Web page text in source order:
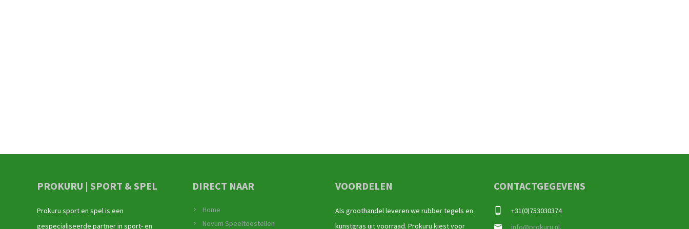
PROKURU | SPORT & SPEL
Prokuru sport en spel is een
gespecialiseerde partner in sport- en
DIRECT NAAR
Home
Novum Speeltoestellen
VOORDELEN
Als groothandel leveren we rubber tegels en
kunstgras uit voorraad. Prokuru kiest voor
CONTACTGEGEVENS
+31(0)753030374
info@prokuru.nl,